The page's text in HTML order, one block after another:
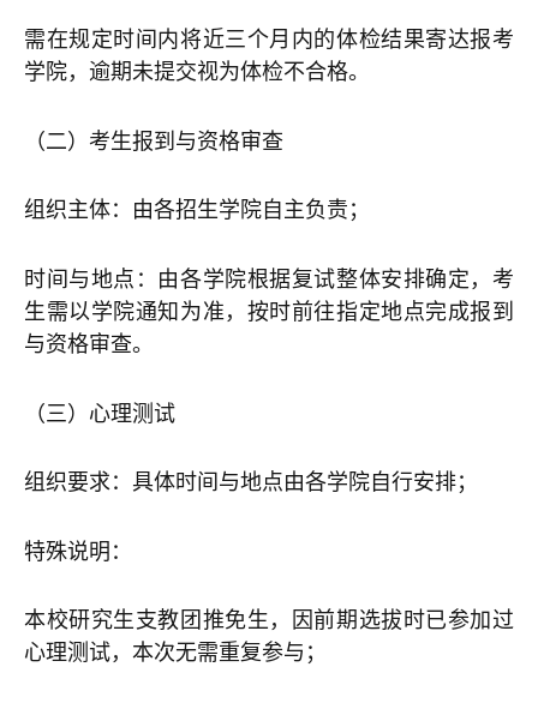
需在规定时间内将近三个月内的体检结果寄达报考
学院，逾期未提交视为体检不合格。
（二）考生报到与资格审查
组织主体：由各招生学院自主负责；
时间与地点：由各学院根据复试整体安排确定，考
生需以学院通知为准，按时前往指定地点完成报到
与资格审查。
（三）心理测试
组织要求：具体时间与地点由各学院自行安排；
特殊说明：
本校研究生支教团推免生，因前期选拔时已参加过
心理测试，本次无需重复参与；